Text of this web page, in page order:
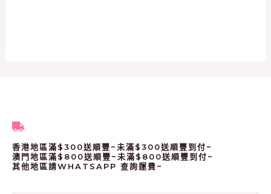
香港地區滿$300送順豐~未滿$300送順豐到付~
澳門地區滿$800送順豐~未滿$800送順豐到付~
其他地區請WHATSAPP 查詢運費~